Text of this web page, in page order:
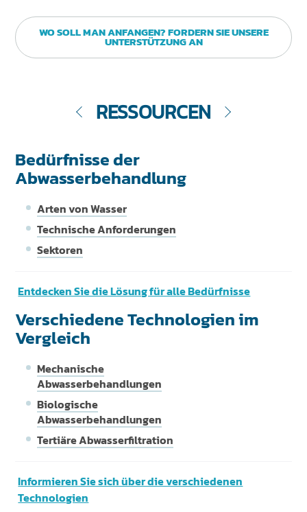
WO SOLL MAN ANFANGEN? FORDERN SIE UNSERE
UNTERSTÜTZUNG AN
RESSOURCEN
Bedürfnisse der
Abwasserbehandlung
Arten von Wasser
Technische Anforderungen
Sektoren
Entdecken Sie die Lösung für alle Bedürfnisse
Verschiedene Technologien im
Vergleich
Mechanische
Abwasserbehandlungen
Biologische
Abwasserbehandlungen
Tertiäre Abwasserfiltration
Informieren Sie sich über die verschiedenen
Technologien